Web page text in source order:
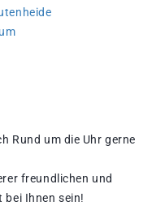
Rund um die Uhr gerne
freundlichen und
Ihnen sein!